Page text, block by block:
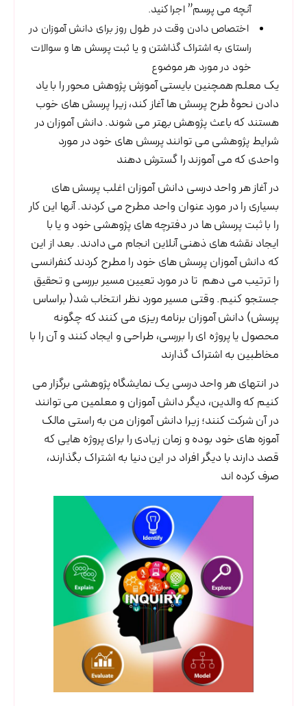
آنچه می پرسم” اجرا کنید.
اختصاص دادن وقت در طول روز برای دانش آموزان در
راستای به اشتراک گذاشتن و یا ثبت پرسش ها و سوالات
خود در مورد هر موضوع
یک معلم همچنین بایستی آموزش پژوهش محور را با یاد
دادن نحوۀ طرح پرسش ها آغاز کند، زیرا پرسش های خوب
هستند که باعث پژوهش بهتر می شوند. دانش آموزان در
شرایط پژوهشی می توانند پرسش های خود در مورد
واحدی که می آموزند را گسترش دهند
در آغاز هر واحد درسی دانش آموزان اغلب پرسش های
بسیاری را در مورد عنوان واحد مطرح می کردند. آنها این کار
را با ثبت پرسش ها در دفترچه های پژوهشی خود و یا با
ایجاد نقشه های ذهنی آنلاین انجام می دادند. بعد از این
که دانش آموزان پرسش های خود را مطرح کردند کنفرانسی
را ترتیب می دهم تا در مورد تعیین مسیر بررسی و تحقیق
جستجو کنیم. وقتی مسیر مورد نظر انتخاب شد( براساس
پرسش) دانش آموزان برنامه ریزی می کنند که چگونه
محصول یا پروژه ای را بررسی، طراحی و ایجاد کنند و آن را با
مخاطبین به اشتراک گذارند
در انتهای هر واحد درسی یک نمایشگاه پژوهشی برگزار می
کنیم که والدین، دیگر دانش آموزان و معلمین می توانند
در آن شرکت کنند؛ زیرا دانش آموزان من به راستی مالک
آموزه های خود بوده و زمان زیادی را برای پروژه هایی که
قصد دارند با دیگر افراد در این دنیا به اشتراک بگذارند،
صرف کرده اند